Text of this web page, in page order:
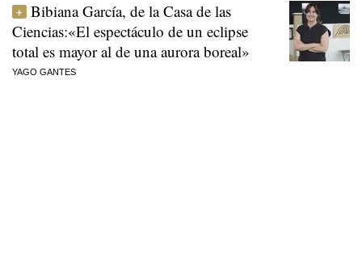
Bibiana García, de la Casa de las
Ciencias:«El espectáculo de un eclipse
total es mayor al de una aurora boreal»
YAGO GANTES